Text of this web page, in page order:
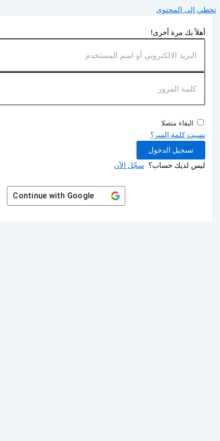
تخطي إلى المحتوى
أهلاً بك مرة أخرى!
البقاء متصلا
نسيت كلمة السر؟
تسجيل الدخول
ليس لديك حساب؟ سجّل الآن
Continue withGoogle